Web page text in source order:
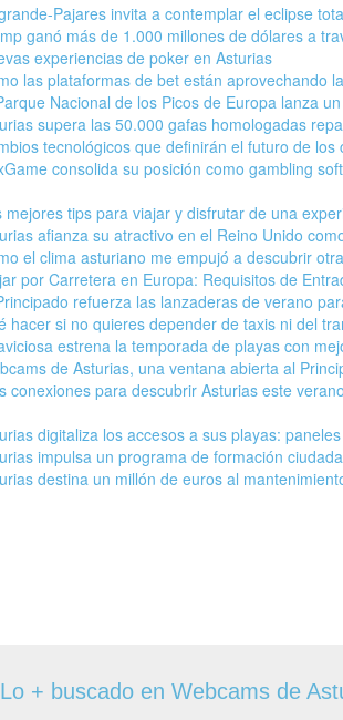
Pajares invita a contemplar el eclipse
ganó más de 1.000 millones de dólares a
experiencias de poker en Asturias
las plataformas de bet están aprovechando
Nacional de los Picos de Europa lanza
supera las 50.000 gafas homologadas
tecnológicos que definirán el futuro de los
consolida su posición como gambling
mejores tips para viajar y disfrutar de una
afianza su atractivo en el Reino Unido
el clima asturiano me empujó a descubrir
por Carretera en Europa: Requisitos de
refuerza las lanzaderas de verano
hacer si no quieres depender de taxis ni del
estrena la temporada de playas con
de Asturias, una ventana abierta al
conexiones para descubrir Asturias este
digitaliza los accesos a sus playas:
impulsa un programa de formación
destina un millón de euros al
+ buscado en Webcams de